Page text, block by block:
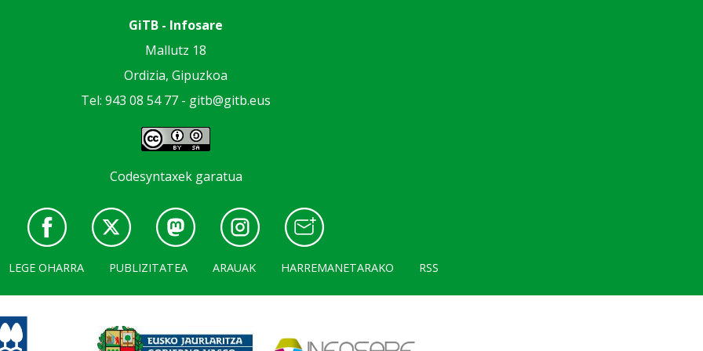
GiTB - Infosare
Mallutz 18
Ordizia, Gipuzkoa
Tel: 943 08 54 77 - gitb@gitb.eus
Codesyntaxek garatua
LEGE OHARRA PUBLIZITATEA ARAUAK HARREMANETARAKO RSS